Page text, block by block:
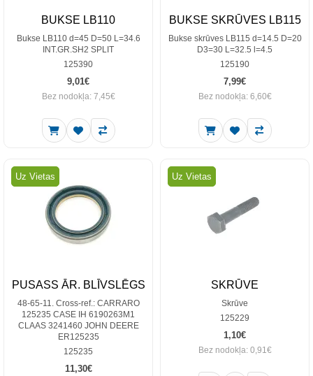
BUKSE LB110
Bukse LB110 d=45 D=50 L=34.6
INT.GR.SH2 SPLIT
125390
9,01€
Bez nodokļa: 7,45€
BUKSE SKRŪVES LB115
Bukse skrūves LB115 d=14.5 D=20
D3=30 L=32.5 l=4.5
125190
7,99€
Bez nodokļa: 6,60€
Uz Vietas
PUSASS ĀR. BLĪVSLĒGS
48-65-11. Cross-ref.: CARRARO
125235 CASE IH 6190263M1
CLAAS 3241460 JOHN DEERE
ER125235
125235
11,30€
Uz Vietas
SKRŪVE
Skrūve
125229
1,10€
Bez nodokļa: 0,91€